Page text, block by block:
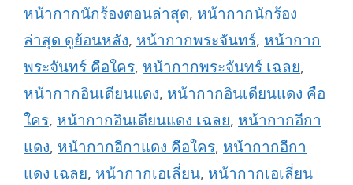
หน้ากากนักร้องตอนล่าสุด, หน้ากากนักร้อง
ล่าสุด ดูย้อนหลัง, หน้ากากพระจันทร์, หน้ากาก
พระจันทร์ คือใคร, หน้ากากพระจันทร์ เฉลย,
หน้ากากอินเดียนแดง, หน้ากากอินเดียนแดง คือ
ใคร, หน้ากากอินเดียนแดง เฉลย, หน้ากากอีกา
แดง, หน้ากากอีกาแดง คือใคร, หน้ากากอีกา
แดง เฉลย, หน้ากากเอเลี่ยน, หน้ากากเอเลี่ยน